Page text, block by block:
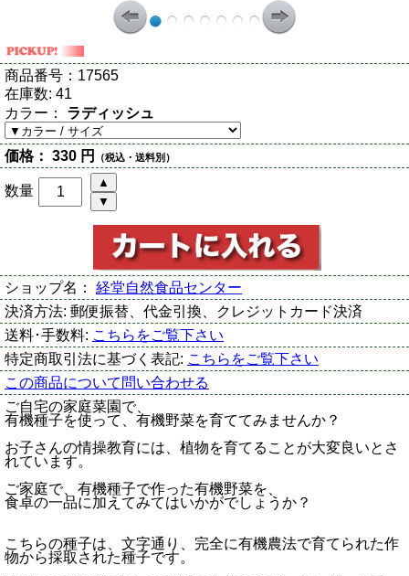
商品番号： 17565
在庫数: 41
カラー： ラディッシュ
価格： 330 円 （税込・送料別）
数量
ショップ名： 経堂自然食品センター
決済方法: 郵便振替、代金引換、クレジットカード決済
送料･手数料: こちらをご覧下さい
特定商取引法に基づく表記: こちらをご覧下さい
この商品について問い合わせる
ご自宅の家庭菜園で、
有機種子を使って、有機野菜を育ててみませんか？
お子さんの情操教育には、植物を育てることが大変良いとさ
れています。
ご家庭で、有機種子で作った有機野菜を、
食卓の一品に加えてみてはいかがでしょうか？
こちらの種子は、文字通り、完全に有機農法で育てられた作
物から採取された種子です。